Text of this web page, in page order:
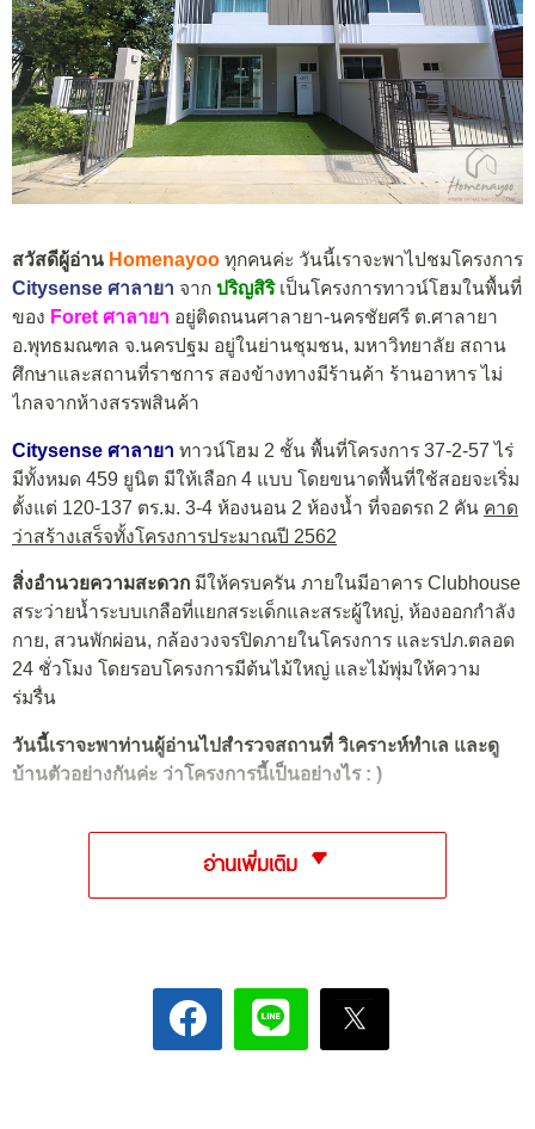
สวัสดีผู้อ่าน Homenayoo ทุกคนค่ะ วันนี้เราจะพาไปชมโครงการ
Citysense ศาลายา จาก ปริญสิริ เป็นโครงการทาวน์โฮมในพื้นที่
ของ Foret ศาลายา อยู่ติดถนนศาลายา-นครชัยศรี ต.ศาลายา
อ.พุทธมณฑล จ.นครปฐม อยู่ในย่านชุมชน, มหาวิทยาลัย สถาน
ศึกษาและสถานที่ราชการ สองข้างทางมีร้านค้า ร้านอาหาร ไม่
ไกลจากห้างสรรพสินค้า
Citysense ศาลายา ทาวน์โฮม 2 ชั้น พื้นที่โครงการ 37-2-57 ไร่
มีทั้งหมด 459 ยูนิต มีให้เลือก 4 แบบ โดยขนาดพื้นที่ใช้สอยจะเริ่ม
ตั้งแต่ 120-137 ตร.ม. 3-4 ห้องนอน 2 ห้องน้ำ ที่จอดรถ 2 คัน คาด
ว่าสร้างเสร็จทั้งโครงการประมาณปี 2562
สิ่งอำนวยความสะดวก มีให้ครบครัน ภายในมีอาคาร Clubhouse
สระว่ายน้ำระบบเกลือที่แยกสระเด็กและสระผู้ใหญ่, ห้องออกกำลัง
กาย, สวนพักผ่อน, กล้องวงจรปิดภายในโครงการ และรปภ.ตลอด
24 ชั่วโมง โดยรอบโครงการมีต้นไม้ใหญ่ และไม้พุ่มให้ความ
ร่มรื่น
วันนี้เราจะพาท่านผู้อ่านไปสำรวจสถานที่ วิเคราะห์ทำเล และดู
บ้านตัวอย่างกันค่ะ ว่าโครงการนี้เป็นอย่างไร : )
อ่านเพิ่มเติม